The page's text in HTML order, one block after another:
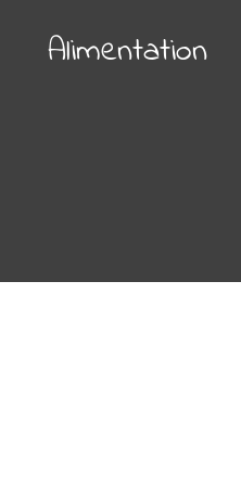
Alimentation